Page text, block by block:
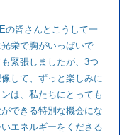
の皆さんとこうして一
栄で胸がいっぱいで
緊張しましたが、3つ
して、ずっと楽しみに
は、私たちにとっても
できる特別な機会にな
エネルギーをくださる